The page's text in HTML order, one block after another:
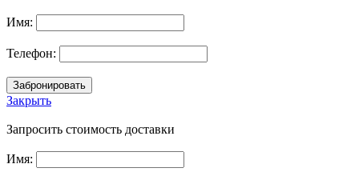
Имя:
Телефон:
Закрыть
Запросить стоимость доставки
Имя: